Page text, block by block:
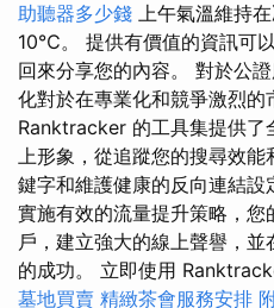
助聽器多少錢 上午氣溫維持
10℃。 提供有價值的資訊可
回來分享您的內容。 對於公
化對於在專業化和競爭激烈的
Ranktracker 的工具集提供了
上形象，從追蹤您的搜尋效能
鍵字和維護健康的反向連結
實施有效的流量提升策略，
戶，建立強大的線上聲譽，
的成功。 立即使用
墓地買賣 精緻茶會服務安排